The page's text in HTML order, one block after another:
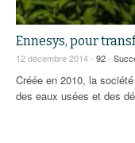
Ennesys, pour
12 décembre 2014 - 92-
Créée en 2010, la
des eaux usées et des